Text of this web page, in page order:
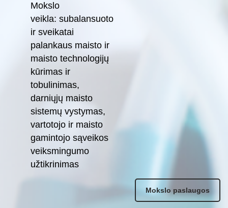
Mokslo
veikla: subalansuoto
ir sveikatai
palankaus maisto ir
maisto technologijų
kūrimas ir
tobulinimas,
darniųjų maisto
sistemų vystymas,
vartotojo ir maisto
gamintojo sąveikos
veiksmingumo
užtikrinimas
Mokslo paslaugos